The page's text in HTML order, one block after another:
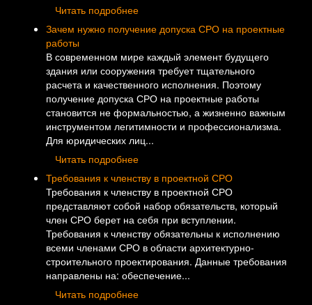
Читать подробнее
Зачем нужно получение допуска СРО на проектные
работы
В современном мире каждый элемент будущего
здания или сооружения требует тщательного
расчета и качественного исполнения. Поэтому
получение допуска СРО на проектные работы
становится не формальностью, а жизненно важным
инструментом легитимности и профессионализма.
Для юридических лиц...
Читать подробнее
Требования к членству в проектной СРО
Требования к членству в проектной СРО
представляют собой набор обязательств, который
член СРО берет на себя при вступлении.
Требования к членству обязательны к исполнению
всеми членами СРО в области архитектурно-
строительного проектирования. Данные требования
направлены на: обеспечение...
Читать подробнее